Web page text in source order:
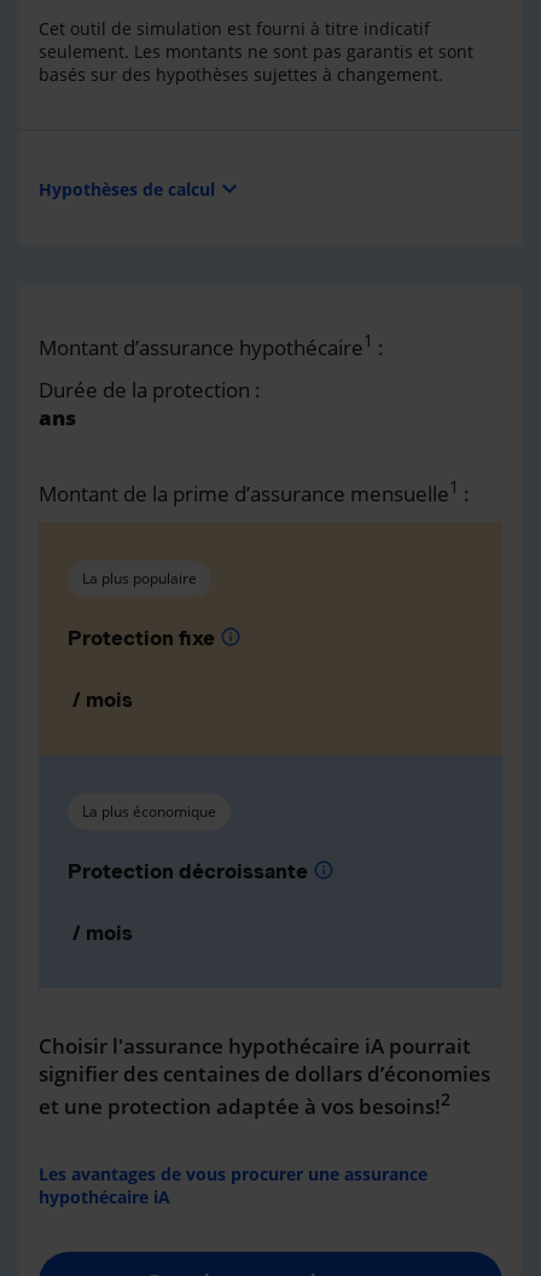
Cet outil de simulation est fourni à titre indicatif
seulement. Les montants ne sont pas garantis et sont
basés sur des hypothèses sujettes à changement.
Hypothèses de calcul expand_more
Montant d’assurance hypothécaire1 :
Durée de la protection :
ans
Montant de la prime d’assurance mensuelle1 :
La plus populaire
Protection fixe info
/ mois
La plus économique
Protection décroissante info
/ mois
Choisir l'assurance hypothécaire iA pourrait
signifier des centaines de dollars d’économies
et une protection adaptée à vos besoins!2
Les avantages de vous procurer une assurance
hypothécaire iA